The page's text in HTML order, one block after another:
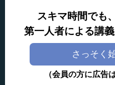
スキマ時間でも
第一人者による講
さっそく
（会員の方に広告